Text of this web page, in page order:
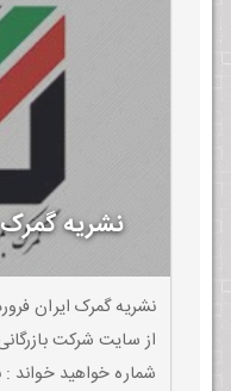
نشریه گمرک
از سایت شرکت
شماره خواهید خواند :